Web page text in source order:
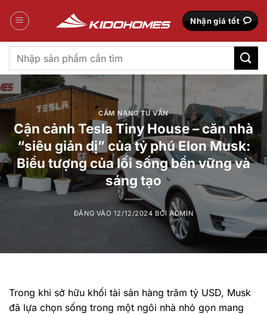
qua
Nhận giá tốt
Tìm
kiếm:
CẨM NANG TƯ VẤN
Cận cảnh Tesla Tiny House – căn nhà
“siêu giản dị” của tỷ phú Elon Musk:
Biểu tượng của lối sống bền vững và
sáng tạo
ĐĂNG VÀO 12/12/2024 BỞIADMIN
Trong khi sở hữu khối tài sản hàng trăm tỷ USD, Musk
đã lựa chọn sống trong một ngôi nhà nhỏ gọn mang